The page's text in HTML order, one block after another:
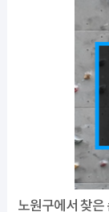
노원구에서 찾은